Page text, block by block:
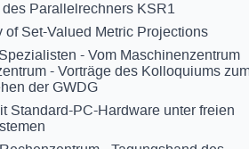
Parallelrechners KSR1
of Set-Valued Metric Projections
- Vom Maschinenzentrum
- Vorträge des Kolloquiums
der GWDG
Standard-PC-Hardware unter freien